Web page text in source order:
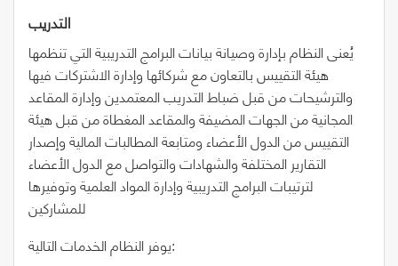
التدريب
يُعنى النظام بإدارة وصيانة بيانات البرامج التدريبية التي تنظمها
هيئة التقييس بالتعاون مع شركائها وإدارة الاشتركات فيها
والترشيحات من قبل ضباط التدريب المعتمدين وإدارة المقاعد
المجانية من الجهات المضيفة والمقاعد المغطاة من قبل هيئة
التقييس من الدول الأعضاء ومتابعة المطالبات المالية وإصدار
التقارير المختلفة والشهادات والتواصل مع الدول الأعضاء
لترتيبات البرامج التدريبية وإدارة المواد العلمية وتوفيرها
للمشاركين
يوفر النظام الخدمات التالية: